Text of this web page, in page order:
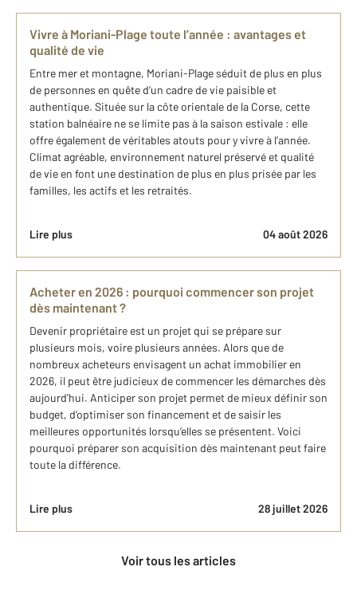
Vivre à Moriani-Plage toute l’année : avantages et
qualité de vie
Entre mer et montagne, Moriani-Plage séduit de plus en plus
de personnes en quête d’un cadre de vie paisible et
authentique. Située sur la côte orientale de la Corse, cette
station balnéaire ne se limite pas à la saison estivale : elle
offre également de véritables atouts pour y vivre à l’année.
Climat agréable, environnement naturel préservé et qualité
de vie en font une destination de plus en plus prisée par les
familles, les actifs et les retraités.
Lire plus 04 août 2026
Acheter en 2026 : pourquoi commencer son projet
dès maintenant ?
Devenir propriétaire est un projet qui se prépare sur
plusieurs mois, voire plusieurs années. Alors que de
nombreux acheteurs envisagent un achat immobilier en
2026, il peut être judicieux de commencer les démarches dès
aujourd’hui. Anticiper son projet permet de mieux définir son
budget, d’optimiser son financement et de saisir les
meilleures opportunités lorsqu’elles se présentent. Voici
pourquoi préparer son acquisition dès maintenant peut faire
toute la différence.
Lire plus 28 juillet 2026
Voir tous les articles